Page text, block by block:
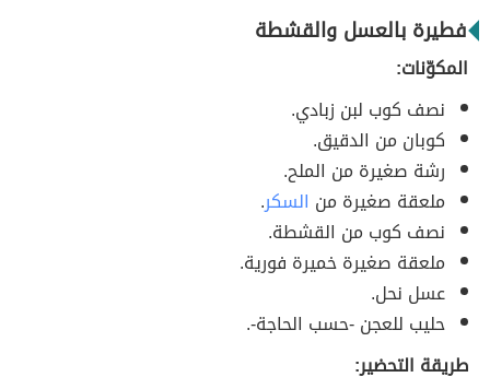
فطيرة بالعسل والقشطة
المكوّنات:
نصف كوب لبن زبادي.
كوبان من الدقيق.
رشة صغيرة من الملح.
ملعقة صغيرة من السكر.
نصف كوب من القشطة.
ملعقة صغيرة خميرة فورية.
عسل نحل.
حليب للعجن -حسب الحاجة-.
طريقة التحضير: